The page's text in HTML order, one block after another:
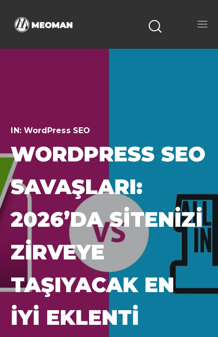
IN: WordPress SEO
WORDPRESS SEO
SAVAŞLARI:
2026’DA SITENIZI
ZIRVEYE
TAŞIYACAK EN
İYI EKLENTI